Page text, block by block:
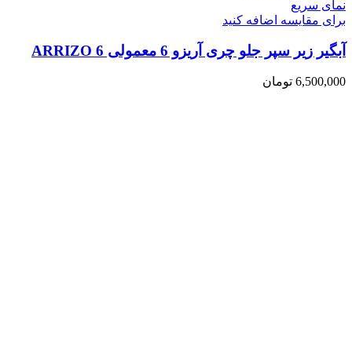
نمای سریع
برای مقایسه اضافه کنید
آبگیر زیر سپر جلو چری آریزو 6 معمولی ARRIZO 6
6,500,000 تومان